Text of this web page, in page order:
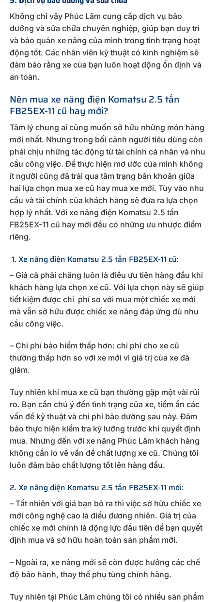
Không chỉ vậy Phúc Lâm cung cấp dịch vụ bảo
dưỡng và sửa chữa chuyên nghiệp, giúp bạn duy trì
và bảo quản xe nâng của mình trong tình trạng hoạt
động tốt. Các nhân viên kỹ thuật có kinh nghiệm sẽ
đảm bảo rằng xe của bạn luôn hoạt động ổn định và
an toàn.
Nên mua xe nâng điện Komatsu 2.5 tấn
FB25EX-11 cũ hay mới?
Tâm lý chung ai cũng muốn sở hữu những món hàng
mới nhất. Nhưng trong bối cảnh người tiêu dùng còn
phải chịu những tác động từ tài chính cá nhân và nhu
cầu công việc. Để thực hiện mơ ước của mình không
ít người cũng đã trải qua tâm trạng băn khoăn giữa
hai lựa chọn mua xe cũ hay mua xe mới. Tùy vào nhu
cầu và tài chính của khách hàng sẽ đưa ra lựa chọn
hợp lý nhất. Với xe nâng điện Komatsu 2.5 tấn
FB25EX-11 cũ hay mới đều có những ưu nhược điểm
riêng.
1. Xe nâng điện Komatsu 2.5 tấn FB25EX-11 cũ:
– Giá cả phải chăng luôn là điều ưu tiên hàng đầu khi
khách hàng lựa chọn xe cũ. Với lựa chọn này sẽ giúp
tiết kiệm được chi phí so với mua một chiếc xe mới
mà vẫn sở hữu được chiếc xe nâng đáp ứng đủ nhu
cầu công việc.
– Chi phí bảo hiểm thấp hơn: chi phí cho xe cũ
thường thấp hơn so với xe mới vì giá trị của xe đã
giảm.
Tuy nhiên khi mua xe cũ bạn thường gặp một vài rủi
ro. Bạn cần chú ý đến tình trạng của xe, tiềm ẩn các
vấn đề kỹ thuật và chi phí bảo dưỡng sau này. Đảm
bảo thực hiện kiểm tra kỹ lưỡng trước khi quyết định
mua. Nhưng đến với xe nâng Phúc Lâm khách hàng
không cần lo về vấn đề chất lượng xe cũ. Chúng tôi
luôn đảm bảo chất lượng tốt lên hàng đầu.
2. Xe nâng điện Komatsu 2.5 tấn FB25EX-11 mới:
– Tất nhiên với giá bạn bỏ ra thì việc sở hữu chiếc xe
mới công nghệ cao là điều đương nhiên. Giá trị của
chiếc xe mới chính là động lực đầu tiên để bạn quyết
định mua và sở hữu hoàn toàn sản phẩm mới.
– Ngoài ra, xe nâng mới sẽ còn được hưởng các chế
độ bảo hành, thay thế phụ tùng chính hãng.
Tuy nhiên tại Phúc Lâm chúng tôi có nhiều sản phẩm